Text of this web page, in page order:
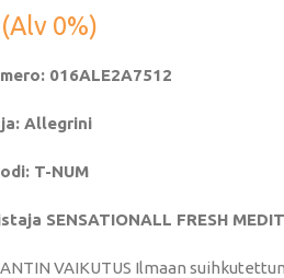
0%)
016ALE2A7512
Allegrini
T-NUM
SENSATIONALL FRESH
VAIKUTUS Ilmaan